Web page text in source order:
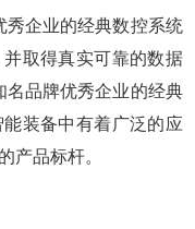
企业的经典数控系统
取得真实可靠的数据
名品牌优秀企业的经典
装备中有着广泛的应
产品标杆。